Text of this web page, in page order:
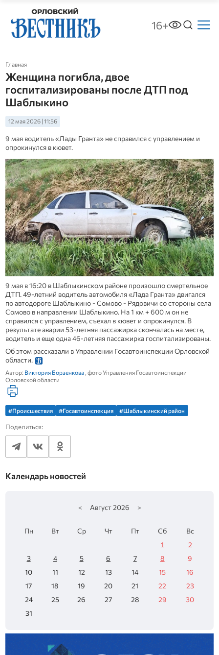
16+
Главная
Женщина погибла, двое
госпитализированы после ДТП под
Шаблыкино
12 мая 2026 | 11:56
9 мая водитель «Лады Гранта» не справился с управлением и
опрокинулся в кювет.
9 мая в 16:20 в Шаблыкинском районе произошло смертельное
ДТП. 49-летний водитель автомобиля «Лада Гранта» двигался
по автодороге Шаблыкино - Сомово - Рядовичи со стороны села
Сомово в направлении Шаблыкино. На 1 км + 600 м он не
справился с управлением, съехал в кювет и опрокинулся. В
результате аварии 53-летняя пассажирка скончалась на месте,
водитель и еще одна 46-летняя пассажирка госпитализированы.
Об этом рассказали в Управлении Госавтоинспекции Орловской
области.
Автор: Виктория Борзенкова, фото Управления Госавтоинспекции
Орловской области
#Происшествия #Госавтоинспекция #Шаблыкинский район
Поделиться:
Календарь новостей
< Август 2026 >
Пн Вт Ср Чт Пт Сб
Вс
1
2
3
4 5 6 7 8
9
10
11 12 13 14 15
16
17
18 19 20 21 22
23
24
25 26 27 28 29
30
31